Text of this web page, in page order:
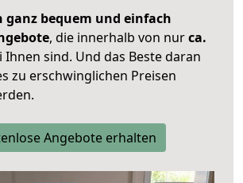
ganz bequem und einfach
, die innerhalb von nurca.
Ihnen sind. Und das Beste daran
zu erschwinglichen Preisen
Angebote erhalten